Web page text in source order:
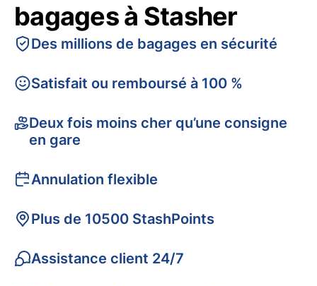
bagages à Stasher
Des millions de bagages en sécurité
Satisfait ou remboursé à 100 %
Deux fois moins cher qu’une consigne
en gare
Annulation flexible
Plus de 10500 StashPoints
Assistance client 24/7